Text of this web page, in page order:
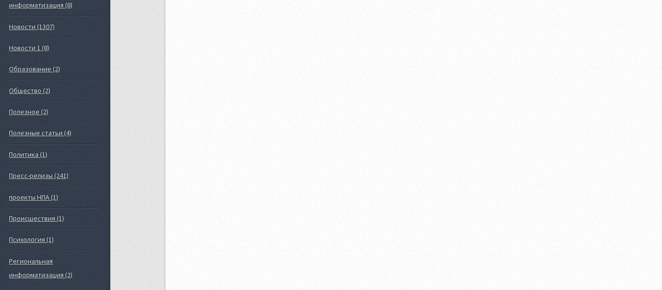
информатизация (8)
Новости (1307)
Новости 1 (8)
Образование (2)
Общество (2)
Полезное (2)
Полезные статьи (4)
Политика (1)
Пресс-релизы (241)
проекты НПА (1)
Происшествия (1)
Психология (1)
Региональная
информатизация (2)